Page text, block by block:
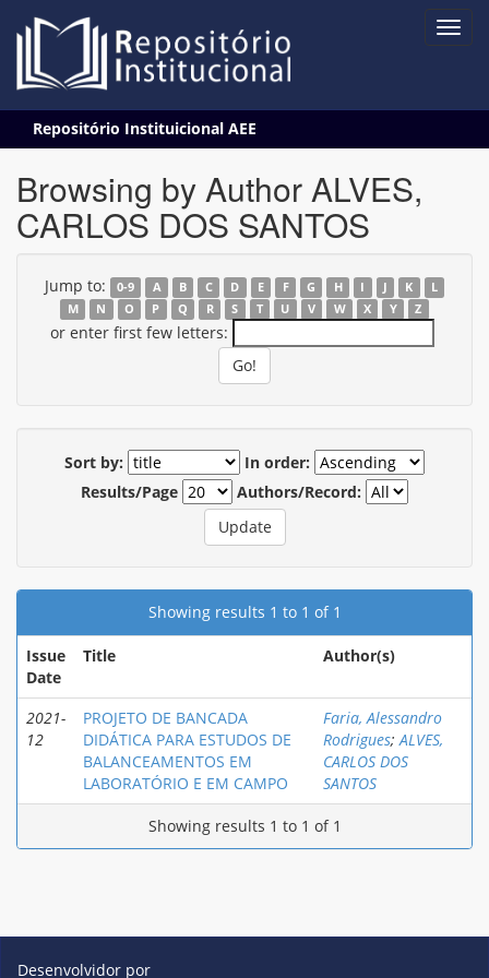
navigation
Repositório Instituicional AEE
Browsing by Author ALVES,
CARLOS DOS SANTOS
Jump to: 0-9 A B C D E F G H I J K
L
M
N O P Q R S T U V W X Y Z
or enter first few letters:
Sort by:
In order:
Results/Page
Authors/Record:
Showing results 1 to 1 of 1
Issue
Date
Title Author(s)
2021-
12
PROJETO DE BANCADA
DIDÁTICA PARA ESTUDOS DE
BALANCEAMENTOS EM
LABORATÓRIO E EM CAMPO
Faria, Alessandro
Rodrigues;ALVES,
CARLOS DOS
SANTOS
Showing results 1 to 1 of 1
Desenvolvidor por